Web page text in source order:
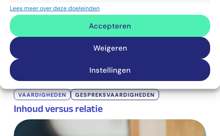
Lees meer over deze doeleinden
Accepteren
Weigeren
Instellingen
VAARDIGHEDEN GESPREKSVAARDIGHEDEN
Inhoud versus relatie